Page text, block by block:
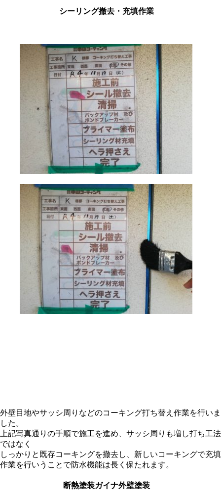
シーリング撤去・充填作業
外壁目地やサッシ周りなどのコーキング打ち替え作業を行いま
した。
上記写真通りの手順で施工を進め、サッシ周りも増し打ち工法
ではなく
しっかりと既存コーキングを撤去し、新しいコーキングで充填
作業を行いうことで防水機能は長く保たれます。
断熱塗装ガイナ外壁塗装